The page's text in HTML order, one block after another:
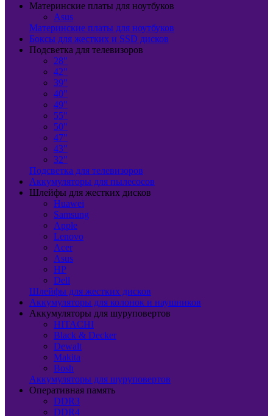
Материнские платы для ноутбуков
Asus
Материнские платы для ноутбуков
Боксы для жестких и SSD дисков
Подсветка для телевизоров
28"
42"
39"
40"
49"
55"
50"
47"
43"
32"
Подсветка для телевизоров
Аккумуляторы для пылесосов
Шлейфы для жестких дисков
Huawei
Samsung
Apple
Lenovo
Acer
Asus
HP
Dell
Шлейфы для жестких дисков
Аккумуляторы для колонок и наушников
Аккумуляторы для шуруповертов
HITACHI
Black & Decker
Dewalt
Makita
Bosh
Аккумуляторы для шуруповертов
Оперативная память
DDR3
DDR4